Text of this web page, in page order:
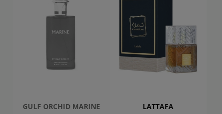
GULF ORCHID MARINE LATTAFA